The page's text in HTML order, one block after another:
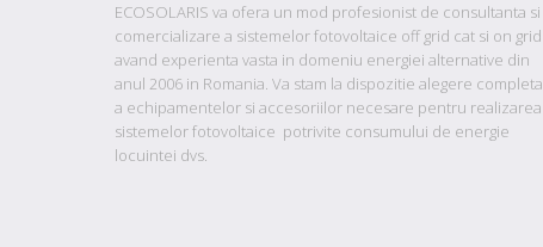
ECOSOLARIS va ofera un mod profesionist de consultanta si
comercializare a sistemelor fotovoltaice off grid cat si on grid
avand experienta vasta in domeniu energiei alternative din
anul 2006 in Romania. Va stam la dispozitie alegere completa
a echipamentelor si accesoriilor necesare pentru realizarea
sistemelor fotovoltaice potrivite consumului de energie
locuintei dvs.